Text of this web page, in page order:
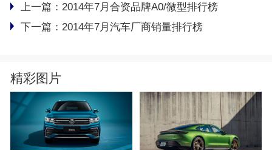
上一篇： 2014年7月合资品牌A0/微型排行榜
下一篇： 2014年7月汽车厂商销量排行榜
精彩图片